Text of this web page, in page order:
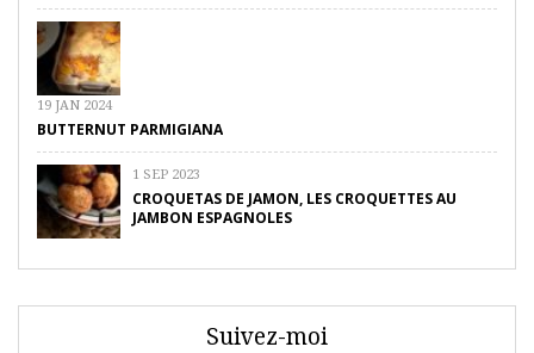
19 JAN 2024
BUTTERNUT PARMIGIANA
1 SEP 2023
CROQUETAS DE JAMON, LES CROQUETTES AU
JAMBON ESPAGNOLES
Suivez-moi